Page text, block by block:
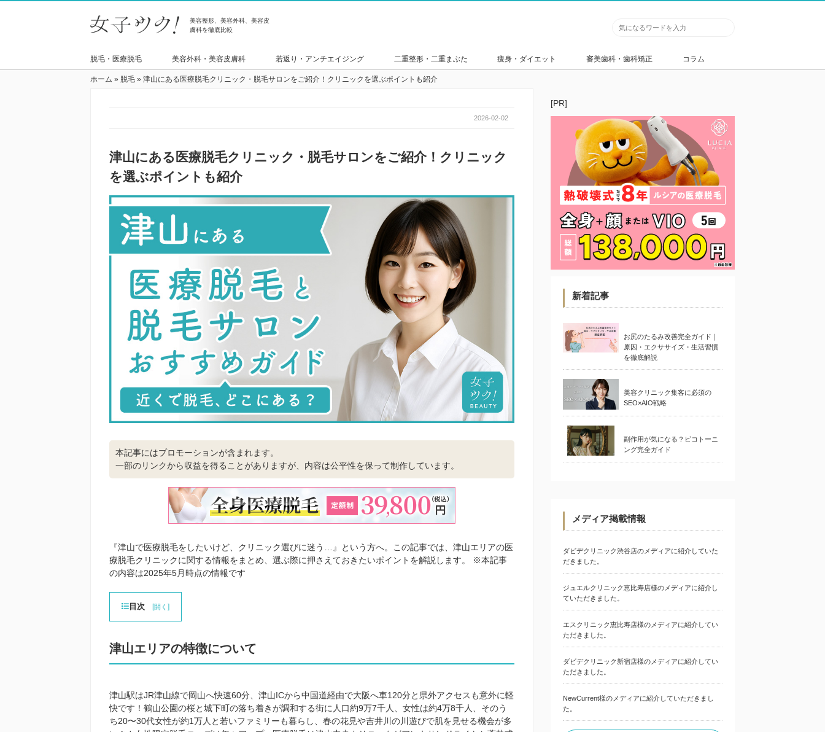
美容整形、美容外科、美容皮
膚科を徹底比較
脱毛・医療脱毛 美容外科・美容皮膚科 若返り・アンチエイジング 二重整形・二重まぶた 痩身・ダイエット 審美歯科・歯科矯正 コラム
ホーム » 脱毛 » 津山にある医療脱毛クリニック・脱毛サロンをご紹介！クリニックを選ぶポイントも紹介
2026-02-02
津山にある医療脱毛クリニック・脱毛サロンをご紹介！クリニック
を選ぶポイントも紹介
本記事にはプロモーションが含まれます。
一部のリンクから収益を得ることがありますが、内容は公平性を保って制作しています。
『津山で医療脱毛をしたいけど、クリニック選びに迷う…』という方へ。この記事では、津山エリアの医
療脱毛クリニックに関する情報をまとめ、選ぶ際に押さえておきたいポイントを解説します。 ※本記事
の内容は2025年5月時点の情報です
目次 [開く ]
津山エリアの特徴について
津山駅はJR津山線で岡山へ快速60分、津山ICから中国道経由で大阪へ車120分と県外アクセスも意外に軽
快です！鶴山公園の桜と城下町の落ち着きが調和する街に人口約9万7千人、女性は約4万8千人、そのう
ち20〜30代女性が約1万人と若いファミリーも暮らし、春の花見や吉井川の川遊びで肌を見せる機会が多
[PR]
新着記事
お尻のたるみ改善完全ガイド｜
原因・エクササイズ・生活習慣
を徹底解説
美容クリニック集客に必須の
SEO×AIO戦略
副作用が気になる？ピコトーニ
ング完全ガイド
メディア掲載情報
ダビデクリニック渋谷店のメディアに紹介していた
だきました。
ジュエルクリニック恵比寿店様のメディアに紹介し
ていただきました。
エスクリニック恵比寿店様のメディアに紹介してい
ただきました。
ダビデクリニック新宿店様のメディアに紹介してい
ただきました。
NewCurrent様のメディアに紹介していただきまし
た。